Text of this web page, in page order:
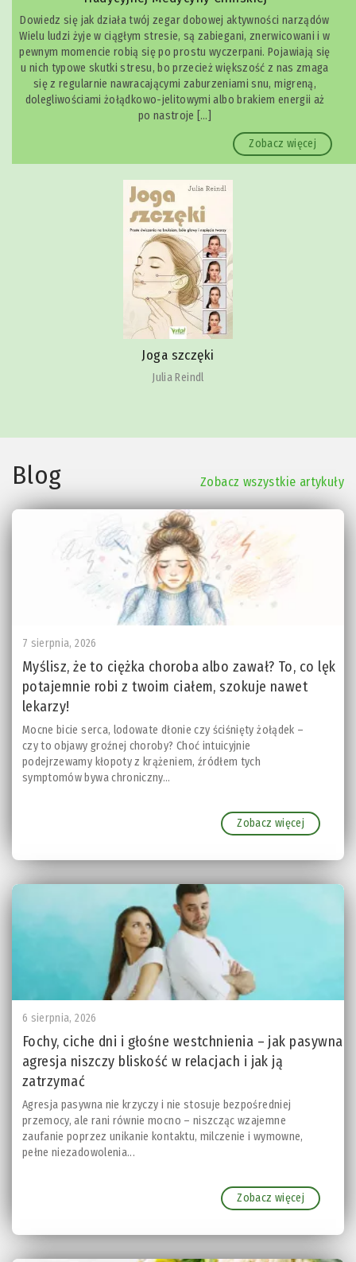
Dowiedz się jak działa twój zegar dobowej aktywności narządów
Wielu ludzi żyje w ciągłym stresie, są zabiegani, znerwicowani i w
pewnym momencie robią się po prostu wyczerpani. Pojawiają się
u nich typowe skutki stresu, bo przecież większość z nas zmaga
się z regularnie nawracającymi zaburzeniami snu, migreną,
dolegliwościami żołądkowo-jelitowymi albo brakiem energii aż
po nastroje […]
Zobacz więcej
Joga szczęki
Julia Reindl
Blog Zobacz wszystkie artykuły
7 sierpnia, 2026
Myślisz, że to ciężka choroba albo zawał? To, co lęk
potajemnie robi z twoim ciałem, szokuje nawet
lekarzy!
Mocne bicie serca, lodowate dłonie czy ściśnięty żołądek –
czy to objawy groźnej choroby? Choć intuicyjnie
podejrzewamy kłopoty z krążeniem, źródłem tych
symptomów bywa chroniczny...
Zobacz więcej
6 sierpnia, 2026
Fochy, ciche dni i głośne westchnienia – jak pasywna
agresja niszczy bliskość w relacjach i jak ją
zatrzymać
Agresja pasywna nie krzyczy i nie stosuje bezpośredniej
przemocy, ale rani równie mocno – niszcząc wzajemne
zaufanie poprzez unikanie kontaktu, milczenie i wymowne,
pełne niezadowolenia...
Zobacz więcej